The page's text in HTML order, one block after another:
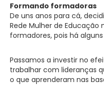
Formando formadoras
De uns anos para cá,
Rede Mulher de
formadores, pois há
Passamos a investir no
trabalhar com lideranças
o que aprenderam nas